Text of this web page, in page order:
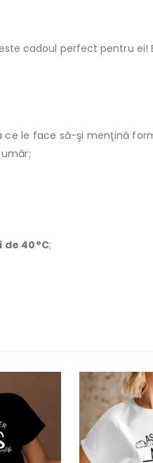
cadoul perfect pentru ei!
le face să-şi menţină
de 40°C;